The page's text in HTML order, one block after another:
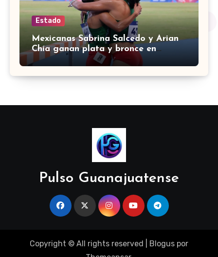
Estado
Mexicanas Sabrina Salcedo y Arian
Chía ganan plata y bronce en
3000m con obstáculos en
Pulso Guanajuatense
Copyright © All rights reserved Blogus por